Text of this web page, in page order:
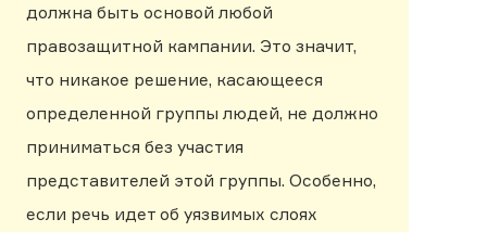
должна быть основой любой
правозащитной кампании. Это значит,
что никакое решение, касающееся
определенной группы людей, не должно
приниматься без участия
представителей этой группы. Особенно,
если речь идет об уязвимых слоях